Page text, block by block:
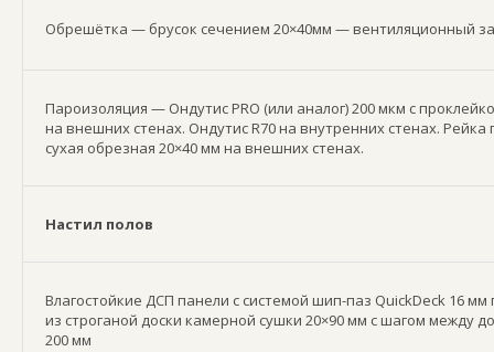
Обрешётка — брусок сечением 20×40мм — вентиляционный
Пароизоляция — Ондутис PRO (или аналог) 200 мкм с
на внешних стенах. Ондутис R70 на внутренних стенах. Рейка
сухая обрезная 20×40 мм на внешних стенах.
Настил полов
Влагостойкие ДСП панели с системой шип-паз QuickDeck 16
из строганой доски камерной сушки 20×90 мм с шагом между
200 мм